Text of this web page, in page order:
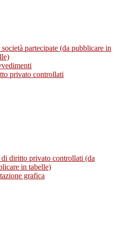
partecipate (da pubblicare in
privato controllati
diritto privato controllati (da
in tabelle)
grafica